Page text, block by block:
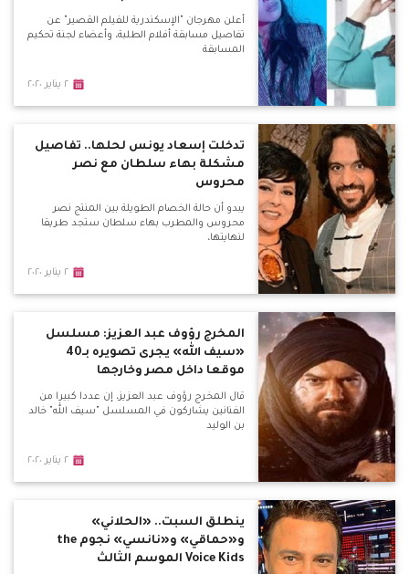
أعلن مهرجان "الإسكندرية للفيلم القصير" عن
تفاصيل مسابقة أفلام الطلبة، وأعضاء لجنة تحكيم
المسابقة
٢ يناير ٢٠٢٠
تدخلت إسعاد يونس لحلها.. تفاصيل
مشكلة بهاء سلطان مع نصر
محروس
يبدو أن حالة الخصام الطويلة بين المنتج نصر
محروس والمطرب بهاء سلطان ستجد طريقا
لنهايتها،
٢ يناير ٢٠٢٠
المخرج رؤوف عبد العزيز: مسلسل
«سيف الله» يجرى تصويره بـ40
موقعا داخل مصر وخارجها
قال المخرج رؤوف عبد العزيز، إن عددا كبيرا من
الفنانين يشاركون في المسلسل "سيف الله" خالد
بن الوليد
٢ يناير ٢٠٢٠
ينطلق السبت.. «الحلاني»
و«حماقي» و«نانسي» نجوم the
Voice Kids الموسم الثالث